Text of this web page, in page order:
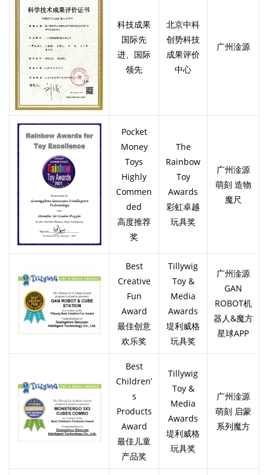
科技成果
国际先
进、国际
领先
北京中科
创势科技
成果评价
中心
广州淦源
Pocket
Money
Toys
Highly
Commen
ded
高度推荐
奖
The
Rainbow
Toy
Awards
彩虹卓越
玩具奖
广州淦源
萌刻 造物
魔尺
Best
Creative
Fun
Award
最佳创意
欢乐奖
Tillywig
Toy &
Media
Awards
堤利威格
玩具奖
广州淦源
GAN
ROBOT机
器人&魔方
星球APP
Best
Children’
s
Products
Award
最佳儿童
产品奖
Tillywig
Toy &
Media
Awards
堤利威格
玩具奖
广州淦源
萌刻 启蒙
系列魔方